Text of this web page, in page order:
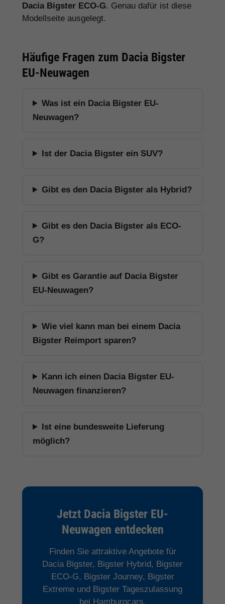
Dacia Bigster ECO-G. Genau dafür ist diese
Modellseite ausgelegt.
Häufige Fragen zum Dacia Bigster
EU-Neuwagen
Was ist ein Dacia Bigster EU-
Neuwagen?
Ist der Dacia Bigster ein SUV?
Gibt es den Dacia Bigster als Hybrid?
Gibt es den Dacia Bigster als ECO-
G?
Gibt es Garantie auf Dacia Bigster
EU-Neuwagen?
Wie viel kann man bei einem Dacia
Bigster Reimport sparen?
Kann ich einen Dacia Bigster EU-
Neuwagen finanzieren?
Ist eine bundesweite Lieferung
möglich?
Jetzt Dacia Bigster EU-
Neuwagen entdecken
Finden Sie attraktive Angebote für
Dacia Bigster, Bigster Hybrid, Bigster
ECO-G, Bigster Journey, Bigster
Extreme und Bigster Tageszulassung
bei Hamburgcars.